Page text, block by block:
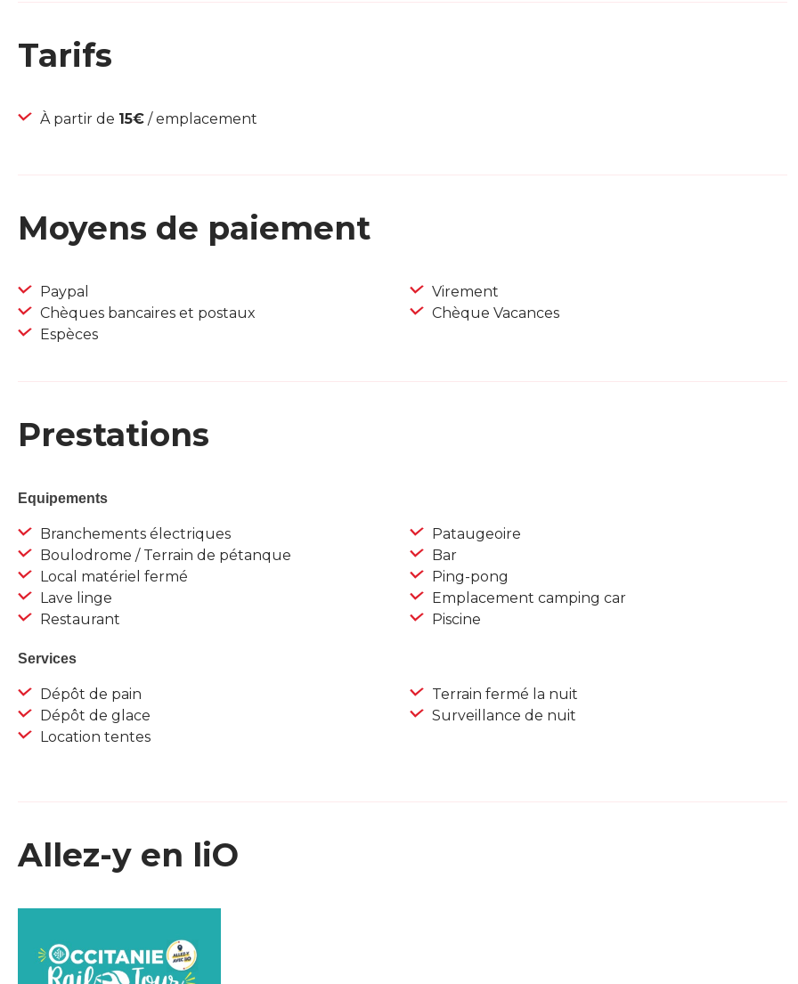
Tarifs
À partir de 15€ / emplacement
Moyens de paiement
Paypal
Chèques bancaires et postaux
Espèces
Virement
Chèque Vacances
Prestations
Equipements
Branchements électriques
Boulodrome / Terrain de pétanque
Local matériel fermé
Lave linge
Restaurant
Pataugeoire
Bar
Ping-pong
Emplacement camping car
Piscine
Services
Dépôt de pain
Dépôt de glace
Location tentes
Terrain fermé la nuit
Surveillance de nuit
Allez-y en liO